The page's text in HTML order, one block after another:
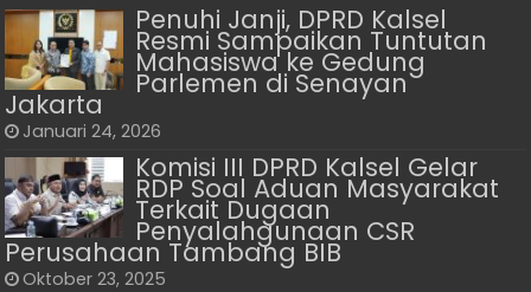
Penuhi Janji, DPRD Kalsel
Resmi Sampaikan Tuntutan
Mahasiswa ke Gedung
Parlemen di Senayan
Jakarta
Januari 24, 2026
Komisi III DPRD Kalsel Gelar
RDP Soal Aduan Masyarakat
Terkait Dugaan
Penyalahgunaan CSR
Perusahaan Tambang BIB
Oktober 23, 2025